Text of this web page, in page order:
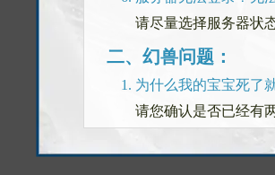
请尽量选择服务器状
二、幻兽问题：
为什么我的宝宝死了
请您确认是否已经有